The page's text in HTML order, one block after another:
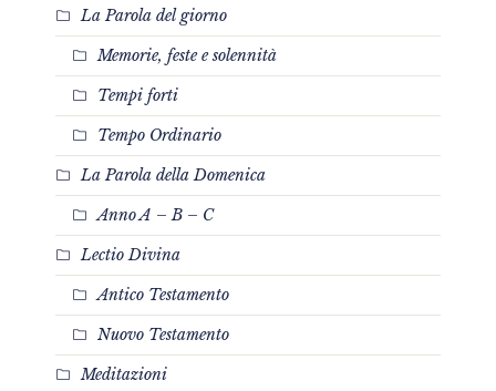
La Parola del giorno
Memorie, feste e solennità
Tempi forti
Tempo Ordinario
La Parola della Domenica
Anno A – B – C
Lectio Divina
Antico Testamento
Nuovo Testamento
Meditazioni